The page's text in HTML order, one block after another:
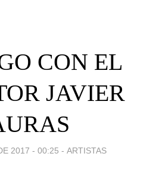
CON EL
JAVIER
2017 - 00:25 - ARTISTAS